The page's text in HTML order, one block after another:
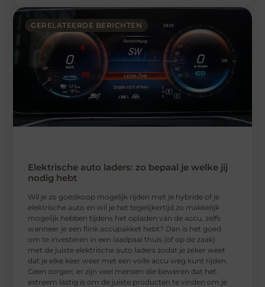
GERELATEERDE BERICHTEN
Elektrische auto laders: zo bepaal je welke jij
nodig hebt
Wil je zo goedkoop mogelijk rijden met je hybride of je
elektrische auto en wil je het tegelijkertijd zo makkelijk
mogelijk hebben tijdens het opladen van de accu, zelfs
wanneer je een flink accupakket hebt? Dan is het goed
om te investeren in een laadpaal thuis (of op de zaak)
met de juiste elektrische auto laders zodat je zeker weet
dat je elke keer weer met een volle accu weg kunt rijden.
Geen zorgen; er zijn veel mensen die beweren dat het
extreem lastig is om de juiste producten te vinden om je